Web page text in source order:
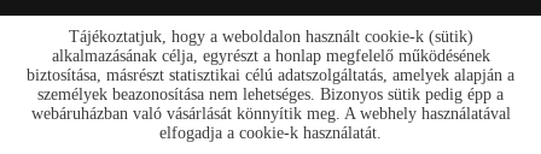
Kapcsolat
Akciók
Tájékoztatjuk, hogy a weboldalon használt cookie-k (sütik)
alkalmazásának célja, egyrészt a honlap megfelelő működésének
biztosítása, másrészt statisztikai célú adatszolgáltatás, amelyek alapján a
személyek beazonosítása nem lehetséges. Bizonyos sütik pedig épp a
webáruházban való vásárlását könnyítik meg. A webhely használatával
elfogadja a cookie-k használatát.